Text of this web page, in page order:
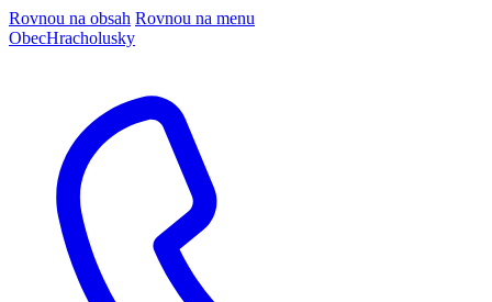
Rovnou na obsah Rovnou na menu
ObecHracholusky